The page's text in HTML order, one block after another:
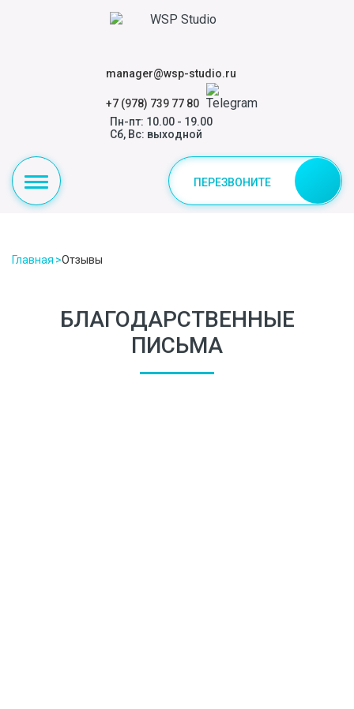
manager@wsp-studio.ru
+7 (978) 739 77 80
Пн-пт: 10.00 - 19.00
Сб, Вс: выходной
ПЕРЕЗВОНИТЕ
Главная Отзывы
БЛАГОДАРСТВЕННЫЕ
ПИСЬМА